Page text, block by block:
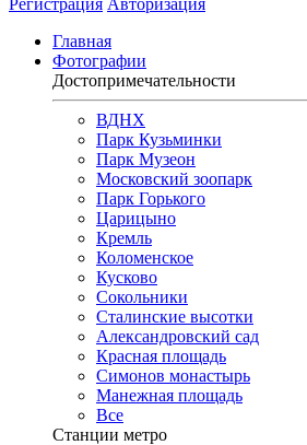
Регистрация Авторизация
Главная
Фотографии
Достопримечательности
ВДНХ
Парк Кузьминки
Парк Музеон
Московский зоопарк
Парк Горького
Царицыно
Кремль
Коломенское
Кусково
Сокольники
Сталинские высотки
Александровский сад
Красная площадь
Симонов монастырь
Манежная площадь
Все
Станции метро